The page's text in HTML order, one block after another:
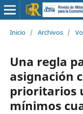
Inicio / Archivos /
Una regla
asignación
prioritarios
mínimos